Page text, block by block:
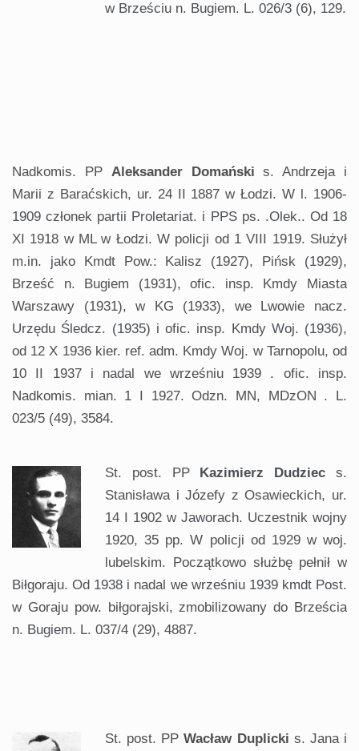
w Brześciu n. Bugiem. L. 026/3 (6), 129.
Nadkomis. PP Aleksander Domański s. Andrzeja i
Marii z Baraćskich, ur. 24 II 1887 w Łodzi. W l. 1906-
1909 członek partii Proletariat. i PPS ps. .Olek.. Od 18
XI 1918 w ML w Łodzi. W policji od 1 VIII 1919. Służył
m.in. jako Kmdt Pow.: Kalisz (1927), Pińsk (1929),
Brześć n. Bugiem (1931), ofic. insp. Kmdy Miasta
Warszawy (1931), w KG (1933), we Lwowie nacz.
Urzędu Śledcz. (1935) i ofic. insp. Kmdy Woj. (1936),
od 12 X 1936 kier. ref. adm. Kmdy Woj. w Tarnopolu, od
10 II 1937 i nadal we wrześniu 1939 . ofic. insp.
Nadkomis. mian. 1 I 1927. Odzn. MN, MDzON . L.
023/5 (49), 3584.
St. post. PP Kazimierz Dudziec s.
Stanisława i Józefy z Osawieckich, ur.
14 I 1902 w Jaworach. Uczestnik wojny
1920, 35 pp. W policji od 1929 w woj.
lubelskim. Początkowo służbę pełnił w
Biłgoraju. Od 1938 i nadal we wrześniu 1939 kmdt Post.
w Goraju pow. biłgorajski, zmobilizowany do Brześcia
n. Bugiem. L. 037/4 (29), 4887.
St. post. PPWacław Duplicki s. Jana i